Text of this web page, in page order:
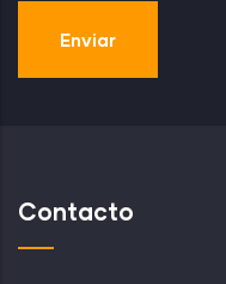
Contacto